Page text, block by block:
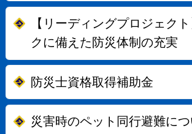
【リーディングプロジェク
クに備えた防災体制の充実
防災士資格取得補助金
災害時のペット同行避難につ